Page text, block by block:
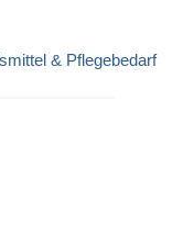
& Pflegebedarf